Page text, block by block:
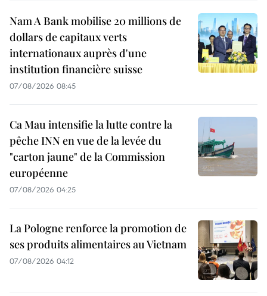
Nam A Bank mobilise 20 millions de
dollars de capitaux verts
internationaux auprès d'une
institution financière suisse
07/08/2026 08:45
Ca Mau intensifie la lutte contre la
pêche INN en vue de la levée du
"carton jaune" de la Commission
européenne
07/08/2026 04:25
La Pologne renforce la promotion de
ses produits alimentaires au Vietnam
07/08/2026 04:12